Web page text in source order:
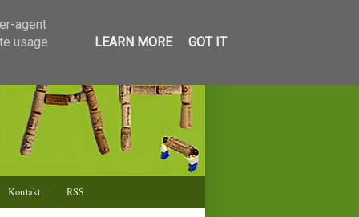
Kontakt RSS
agent
usage
LEARN MORE GOT IT